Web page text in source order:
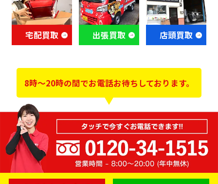
宅配買取 出張買取 店頭買取
8時～20時の間でお電話お待ちしております。